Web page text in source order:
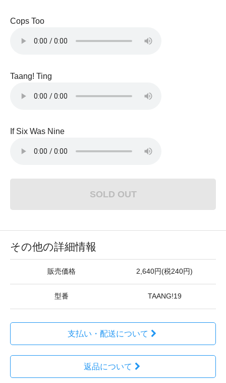
Cops Too
Taang! Ting
If Six Was Nine
SOLD OUT
その他の詳細情報
販売価格 2,640円(税240円)
型番 TAANG!19
支払い・配送について
返品について